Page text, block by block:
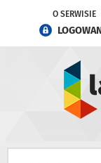
O SERWISIE